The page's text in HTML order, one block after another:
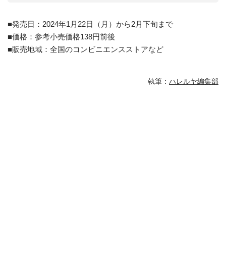
■発売日：2024年1月22日（月）から2月下旬まで
■価格：参考小売価格138円前後
■販売地域：全国のコンビニエンスストアなど
執筆： ハレルヤ編集部